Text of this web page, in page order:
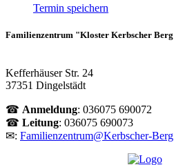
Termin speichern
Familienzentrum "Kloster Kerbscher
Kefferhäuser Str. 24
37351 Dingelstädt
☎ Anmeldung: 036075 690072
☎ Leitung: 036075 690073
✉: Familienzentrum@Kerbscher-